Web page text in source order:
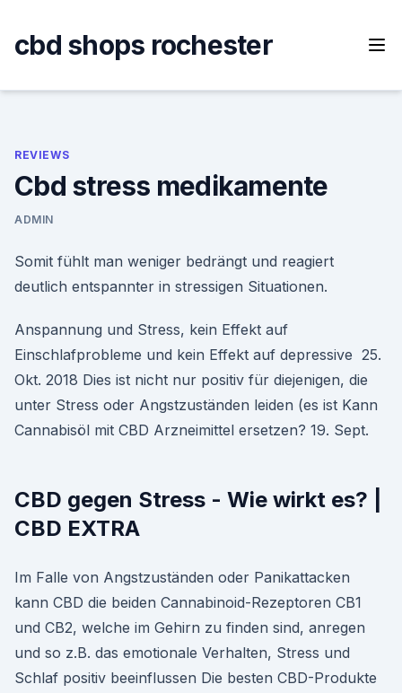
content
cbd shops rochester
REVIEWS
Cbd stress medikamente
ADMIN
Somit fühlt man weniger bedrängt und reagiert
deutlich entspannter in stressigen Situationen.
Anspannung und Stress, kein Effekt auf
Einschlafprobleme und kein Effekt auf depressive 25.
Okt. 2018 Dies ist nicht nur positiv für diejenigen, die
unter Stress oder Angstzuständen leiden (es ist Kann
Cannabisöl mit CBD Arzneimittel ersetzen? 19. Sept.
CBD gegen Stress - Wie wirkt es? |
CBD EXTRA
Im Falle von Angstzuständen oder Panikattacken
kann CBD die beiden Cannabinoid-Rezeptoren CB1
und CB2, welche im Gehirn zu finden sind, anregen
und so z.B. das emotionale Verhalten, Stress und
Schlaf positiv beeinflussen Die besten CBD-Produkte